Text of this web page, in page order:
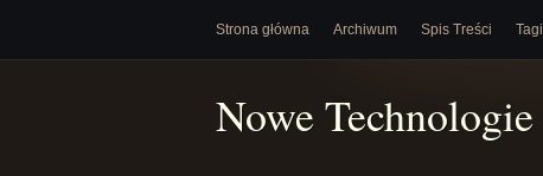
Strona główna Archiwum Spis Treści Tagi
Nowe Technologie